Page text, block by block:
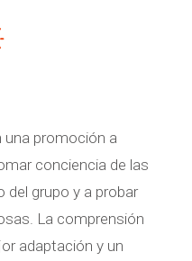
una promoción a
conciencia de las
del grupo y a probar
La comprensión
adaptación y un